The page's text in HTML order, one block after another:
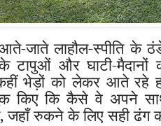
जाते लाहौल-स्पीति के
टापुओं और घाटी-मैदानों
भेड़ों को लेकर आते रहे
किए कि कैसे वे अपने
जहाँ रुकने के लिए सही ढंग